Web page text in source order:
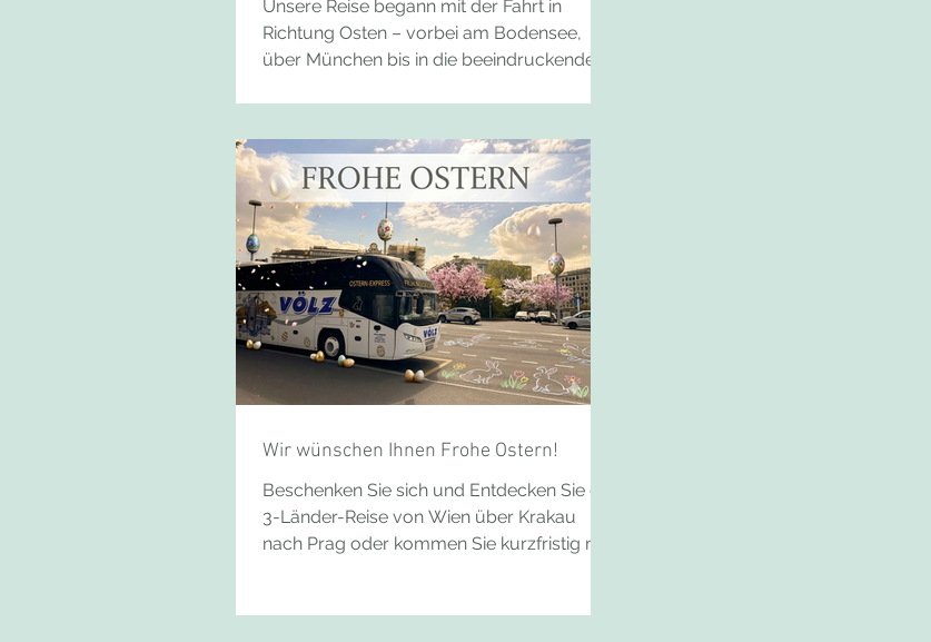
Unsere Reise begann mit der Fahrt in
Richtung Osten – vorbei am Bodensee,
über München bis in die beeindruckende
wuchs die Vorfreude auf die kommenden
Tage voller Kultur, Geschichte und
gemeinsamer Erlebnisse. Kaiserliches Wien
erleben Am ersten Tag erkundeten wir
Wien bei einer abwechslungsreichen
Stadtrundfahrt. Im Anschluss stand ein
echtes Highlight auf dem Programm: die
Führung durch das prachtvolle S
Wir wünschen Ihnen Frohe Ostern!
Beschenken Sie sich und Entdecken Sie die
3-Länder-Reise von Wien über Krakau
nach Prag oder kommen Sie kurzfristig mit